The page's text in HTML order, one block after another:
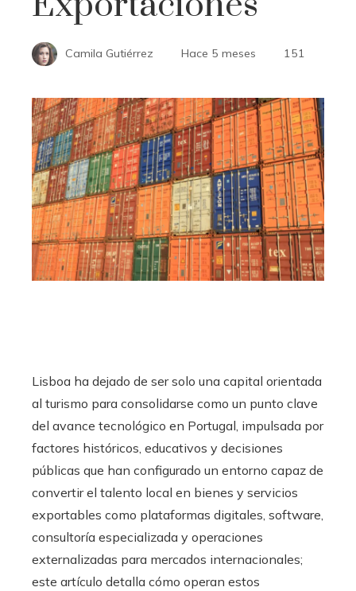
Camila Gutiérrez Hace 5 meses 151
Lisboa ha dejado de ser solo una capital orientada
al turismo para consolidarse como un punto clave
del avance tecnológico en Portugal, impulsada por
factores históricos, educativos y decisiones
públicas que han configurado un entorno capaz de
convertir el talento local en bienes y servicios
exportables como plataformas digitales, software,
consultoría especializada y operaciones
externalizadas para mercados internacionales;
este artículo detalla cómo operan estos